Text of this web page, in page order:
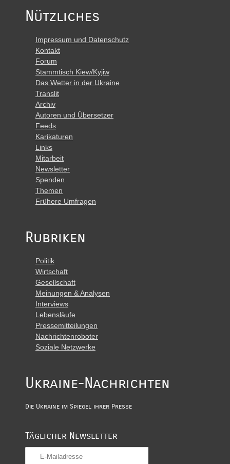
Nützliches
Impressum und Datenschutz
Kontakt
Forum
Stammtisch Kiew/Kyjiw
Das Wetter in der Ukraine
Translit
Archiv
Autoren und Übersetzer
Feeds
Karikaturen
Links
Mitarbeit
Newsletter
Spenden
Themen
Frühere Umfragen
Rubriken
Politik
Wirtschaft
Gesellschaft
Meinungen & Analysen
Interviews
Lebensläufe
Pressemitteilungen
Nachrichtenroboter
Soziale Netzwerke
Ukraine-Nachrichten
Die Ukraine im Spiegel ihrer Presse
Täglicher Newsletter